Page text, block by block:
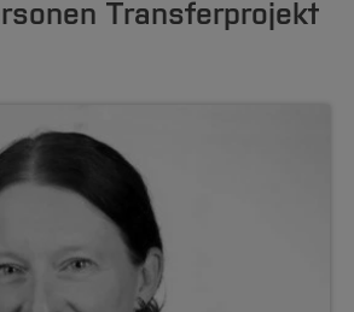
Transferprojekt